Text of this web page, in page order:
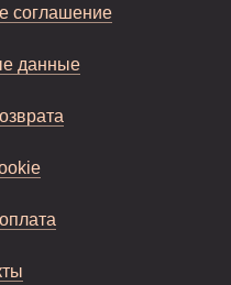
соглашение
данные